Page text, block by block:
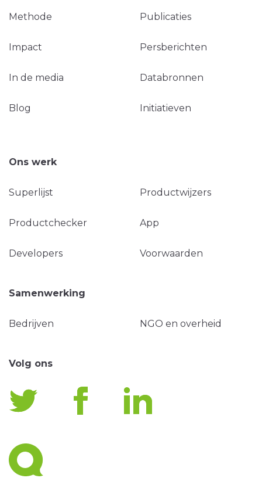
Methode Publicaties
Impact Persberichten
In de media Databronnen
Blog Initiatieven
Ons werk
Superlijst Productwijzers
Productchecker App
Developers Voorwaarden
Samenwerking
Bedrijven NGO en overheid
Volg ons